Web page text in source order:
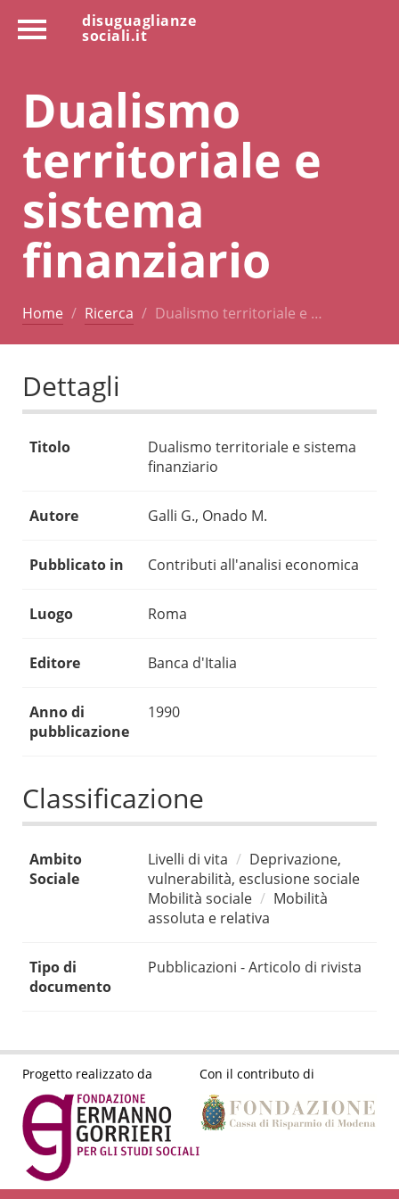
disuguaglianze
sociali.it
Dualismo
territoriale e
sistema
finanziario
Home Ricerca Dualismo territoriale e …
Dettagli
Titolo
Dualismo territoriale e sistema
finanziario
Autore Galli G., Onado M.
Pubblicato in Contributi all'analisi economica
Luogo Roma
Editore Banca d'Italia
Anno di
pubblicazione
1990
Classificazione
Ambito
Sociale
Livelli di vita
Deprivazione,
vulnerabilità, esclusione sociale
Mobilità sociale
Mobilità
assoluta e relativa
Tipo di
documento
Pubblicazioni - Articolo di rivista
Progetto realizzato da Con il contributo di